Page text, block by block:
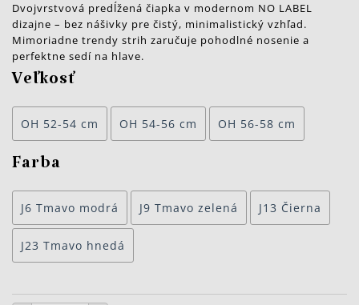
Dvojvrstvová predĺžená čiapka v modernom NO LABEL
dizajne – bez nášivky pre čistý, minimalistický vzhľad.
Mimoriadne trendy strih zaručuje pohodlné nosenie a
perfektne sedí na hlave.
Veľkosť
OH 52-54 cm OH 54-56 cm OH 56-58 cm
Farba
J6 Tmavo modrá J9 Tmavo zelená J13 Čierna
J23 Tmavo hnedá